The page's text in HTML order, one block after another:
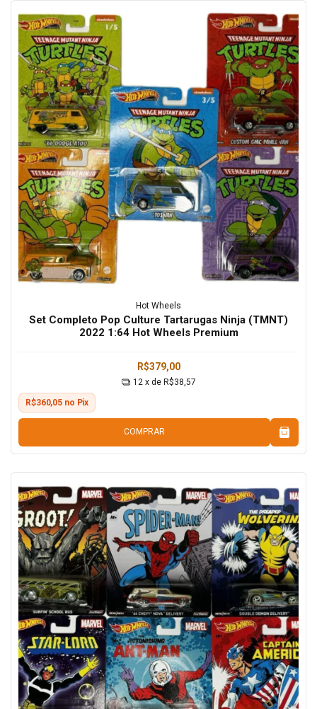
Hot Wheels
Set Completo Pop Culture Tartarugas Ninja (TMNT)
2022 1:64 Hot Wheels Premium
R$379,00
12 x de R$38,57
R$360,05 no Pix
COMPRAR